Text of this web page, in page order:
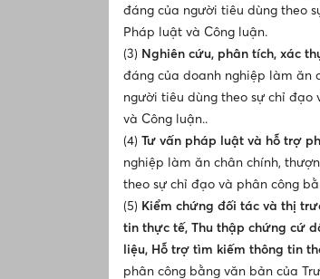
đáng của người tiêu dùng theo
Pháp luật và Công luận.
(3) Nghiên cứu, phân tích, xác
đáng của doanh nghiệp làm ăn
người tiêu dùng theo sự chỉ
và Công luận..
(4) Tư vấn pháp luật và hỗ trợ
nghiệp làm ăn chân chính,
theo sự chỉ đạo và phân công
(5) Kiểm chứng đối tác và thị
tin thực tế, Thu thập chứng cứ
liệu, Hỗ trợ tìm kiếm thông tin
phân công bằng văn bản của